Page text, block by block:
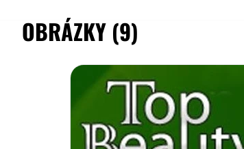
zářením, díky čemuž je zatím
dosáhnout rychlého úbytku hmotnosti.
Jaké jsou hlavní výhody tohoto ošetření?
Kromě rychlého spalování tuků dochází i ke
, velmi efektivní je i pro odstranění
Kromě toho pomáháodstranit toxiny a
léčbě některých kožních problémů.
OBRÁZKY (9)